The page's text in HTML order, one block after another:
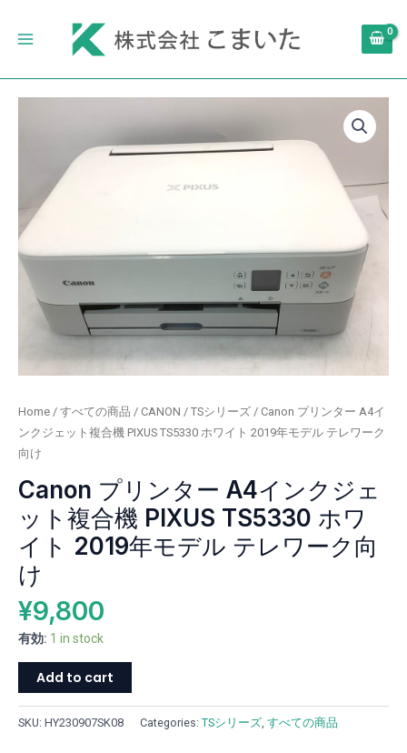
Menu
Home / すべての商品 / CANON / TSシリーズ / Canon プリンター A4イ
ンクジェット複合機 PIXUS TS5330 ホワイト 2019年モデル テレワーク
向け
Canon プリンター A4インクジェ
ット複合機 PIXUS TS5330 ホワ
イト 2019年モデル テレワーク向
け
¥9,800
有効: 1 in stock
ー
A4
イ
ン
ト
合
機
PIXUS
TS5330
ワ
イ
ト
2019
年
モ
テ
Add to cart
SKU: HY230907SK08 Categories: TSシリーズ すべての商品